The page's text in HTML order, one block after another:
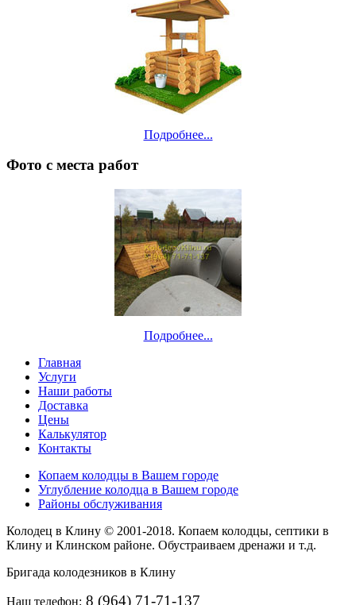
Подробнее...
Фото с места работ
Подробнее...
Главная
Услуги
Наши работы
Доставка
Цены
Калькулятор
Контакты
Копаем колодцы в Вашем городе
Углубление колодца в Вашем городе
Районы обслуживания
Колодец в Клину © 2001-2018. Копаем колодцы, септики в
Клину и Клинском районе. Обустраиваем дренажи и т.д.
Бригада колодезников в Клину
Наш телефон: 8 (964) 71-71-137